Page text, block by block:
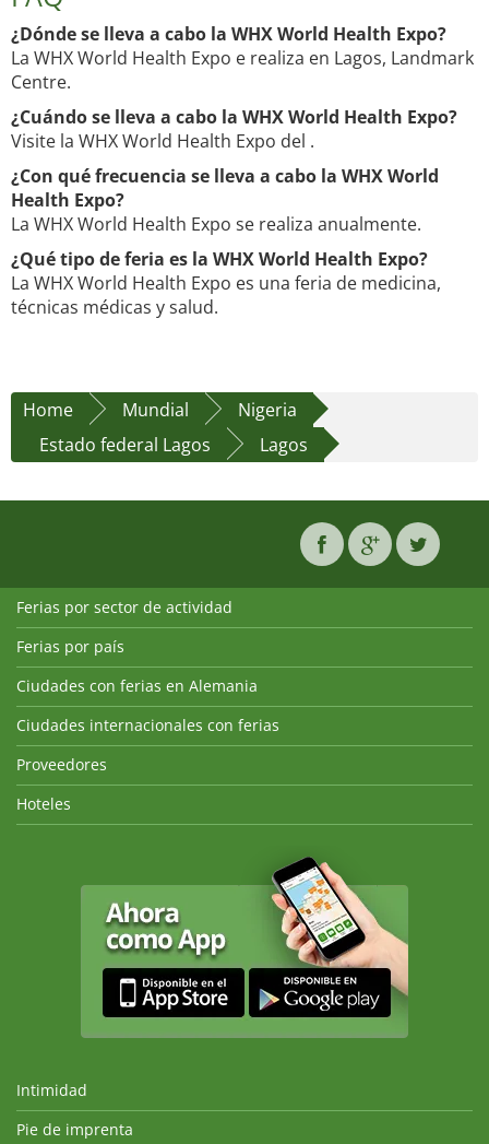
¿Dónde se lleva a cabo la WHX World Health Expo?
La WHX World Health Expo e realiza en Lagos, Landmark
Centre.
¿Cuándo se lleva a cabo la WHX World Health Expo?
Visite la WHX World Health Expo del .
¿Con qué frecuencia se lleva a cabo la WHX World
Health Expo?
La WHX World Health Expo se realiza anualmente.
¿Qué tipo de feria es la WHX World Health Expo?
La WHX World Health Expo es una feria de medicina,
técnicas médicas y salud.
Home Mundial
Nigeria
Estado federal Lagos
Lagos
Ferias por sector de actividad
Ferias por país
Ciudades con ferias en Alemania
Ciudades internacionales con ferias
Proveedores
Hoteles
Intimidad
Pie de imprenta